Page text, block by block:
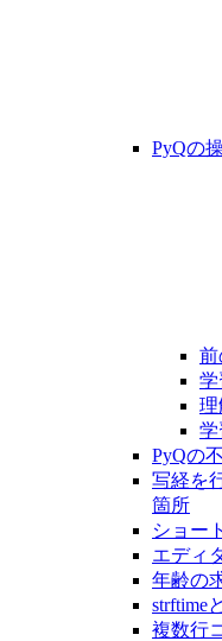
PyQの
前
学
理
学
PyQの
写経を
箇所
ショー
エディ
年齢の
strftime
複数行